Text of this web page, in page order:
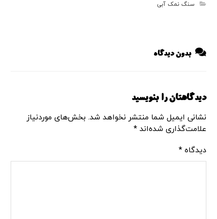
سنگ نمک آبی
بدون دیدگاه
دیدگاهتان را بنویسید
نشانی ایمیل شما منتشر نخواهد شد. بخش‌های موردنیاز
علامت‌گذاری شده‌اند*
دیدگاه*